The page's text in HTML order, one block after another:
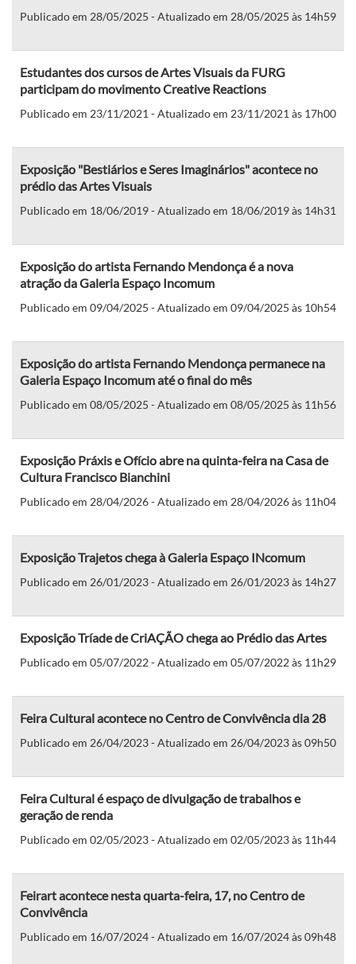
Publicado em 28/05/2025 - Atualizado em 28/05/2025 às 14h59
Estudantes dos cursos de Artes Visuais da FURG
participam do movimento Creative Reactions
Publicado em 23/11/2021 - Atualizado em 23/11/2021 às 17h00
Exposição "Bestiários e Seres Imaginários" acontece no
prédio das Artes Visuais
Publicado em 18/06/2019 - Atualizado em 18/06/2019 às 14h31
Exposição do artista Fernando Mendonça é a nova
atração da Galeria Espaço Incomum
Publicado em 09/04/2025 - Atualizado em 09/04/2025 às 10h54
Exposição do artista Fernando Mendonça permanece na
Galeria Espaço Incomum até o final do mês
Publicado em 08/05/2025 - Atualizado em 08/05/2025 às 11h56
Exposição Práxis e Ofício abre na quinta-feira na Casa de
Cultura Francisco Bianchini
Publicado em 28/04/2026 - Atualizado em 28/04/2026 às 11h04
Exposição Trajetos chega à Galeria Espaço INcomum
Publicado em 26/01/2023 - Atualizado em 26/01/2023 às 14h27
Exposição Tríade de CriAÇÃO chega ao Prédio das Artes
Publicado em 05/07/2022 - Atualizado em 05/07/2022 às 11h29
Feira Cultural acontece no Centro de Convivência dia 28
Publicado em 26/04/2023 - Atualizado em 26/04/2023 às 09h50
Feira Cultural é espaço de divulgação de trabalhos e
geração de renda
Publicado em 02/05/2023 - Atualizado em 02/05/2023 às 11h44
Feirart acontece nesta quarta-feira, 17, no Centro de
Convivência
Publicado em 16/07/2024 - Atualizado em 16/07/2024 às 09h48